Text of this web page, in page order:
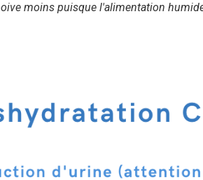
moins puisque l'alimentation